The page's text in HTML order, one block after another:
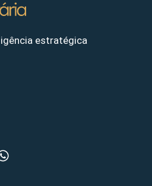
estratégica